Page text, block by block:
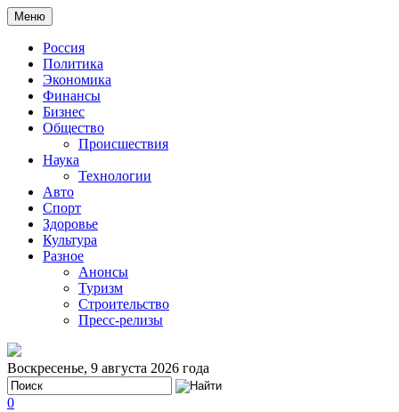
Меню
Россия
Политика
Экономика
Финансы
Бизнес
Общество
Происшествия
Наука
Технологии
Авто
Спорт
Здоровье
Культура
Разное
Анонсы
Туризм
Строительство
Пресс-релизы
Воскресенье, 9 августа 2026 года
0